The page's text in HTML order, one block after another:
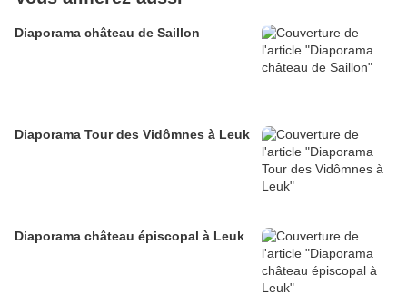
Diaporama château de Saillon
Diaporama Tour des Vidômnes à Leuk
Diaporama château épiscopal à Leuk